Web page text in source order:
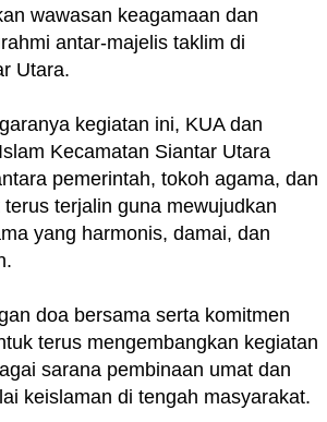
wawasan keagamaan dan
antar-majelis taklim di
Utara.
kegiatan ini, KUA dan
Kecamatan Siantar Utara
pemerintah, tokoh agama, dan
terjalin guna mewujudkan
yang harmonis, damai, dan
doa bersama serta komitmen
terus mengembangkan kegiatan
sarana pembinaan umat dan
keislaman di tengah masyarakat.